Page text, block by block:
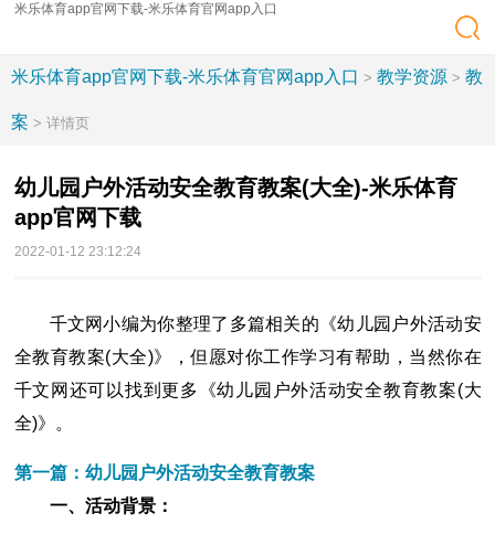
米乐体育app官网下载-米乐体育官网app入口
米乐体育app官网下载-米乐体育官网app入口 > 教学资源 > 教
案 > 详情页
幼儿园户外活动安全教育教案(大全)-米乐体育
app官网下载
2022-01-12 23:12:24
千文网小编为你整理了多篇相关的《幼儿园户外活动安
全教育教案(大全)》，但愿对你工作学习有帮助，当然你在
千文网还可以找到更多《幼儿园户外活动安全教育教案(大
全)》。
第一篇：幼儿园户外活动安全教育教案
一、活动背景：